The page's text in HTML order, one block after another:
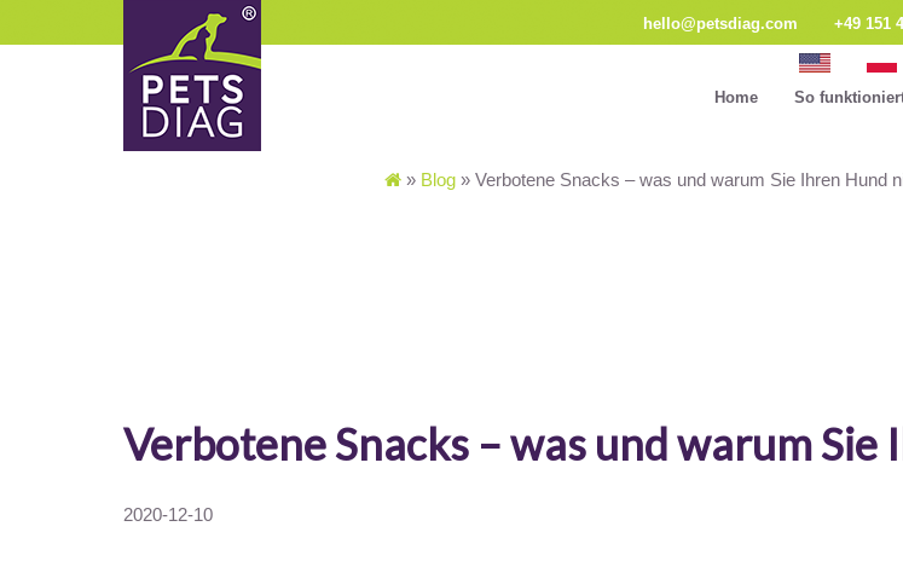
hello@petsdiag.com +49 151
Home So
» Blog» Verbotene Snacks – was und warum Sie Ihren Hund
Verbotene Snacks – was und warum
2020-12-10